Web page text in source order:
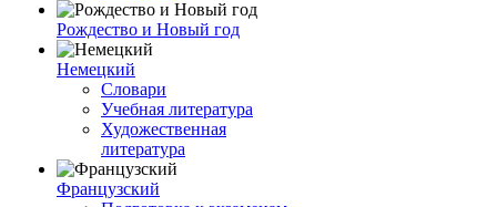
Рождество и Новый год
Немецкий
Словари
Учебная литература
Художественная
литература
Французский